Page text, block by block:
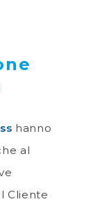
hanno
al
Cliente